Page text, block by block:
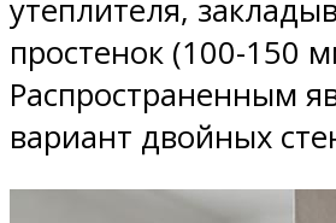
утеплителя,
простенок (100-150
Распространенным
вариант двойных